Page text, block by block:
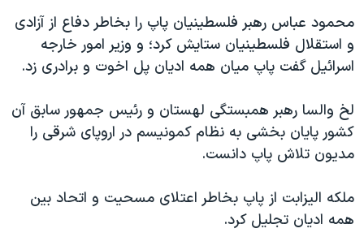
محمود عباس رهبر فلسطينيان پاپ را بخاطر دفاع از آزادی
و استقلال فلسطينيان ستايش کرد؛ و وزير امور خارجه
اسرائيل گفت پاپ ميان همه اديان پل اخوت و برادری زد.
لخ والسا رهبر همبستگی لهستان و رئيس جمهور سابق آن
کشور پايان بخشی به نظام کمونيسم در اروپای شرقی را
مديون تلاش پاپ دانست.
ملکه اليزابت از پاپ بخاطر اعتلای مسحيت و اتحاد بين
همه اديان تجليل کرد.